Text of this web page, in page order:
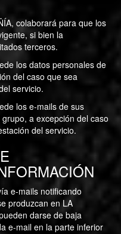
colaborará para que los
si bien la
terceros.
los datos personales de
del caso que sea
servicio.
los e-mails de sus
a excepción del caso
del servicio.
e-mails notificando
produzcan en LA
darse de baja
e-mail en la parte inferior